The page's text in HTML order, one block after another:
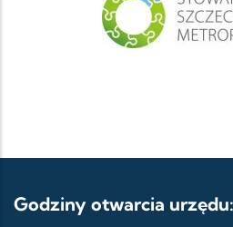
Godziny otwarcia urzędu: